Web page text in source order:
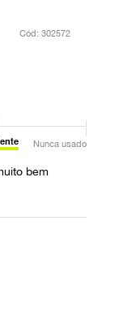
: 302572
Nunca usado
bem